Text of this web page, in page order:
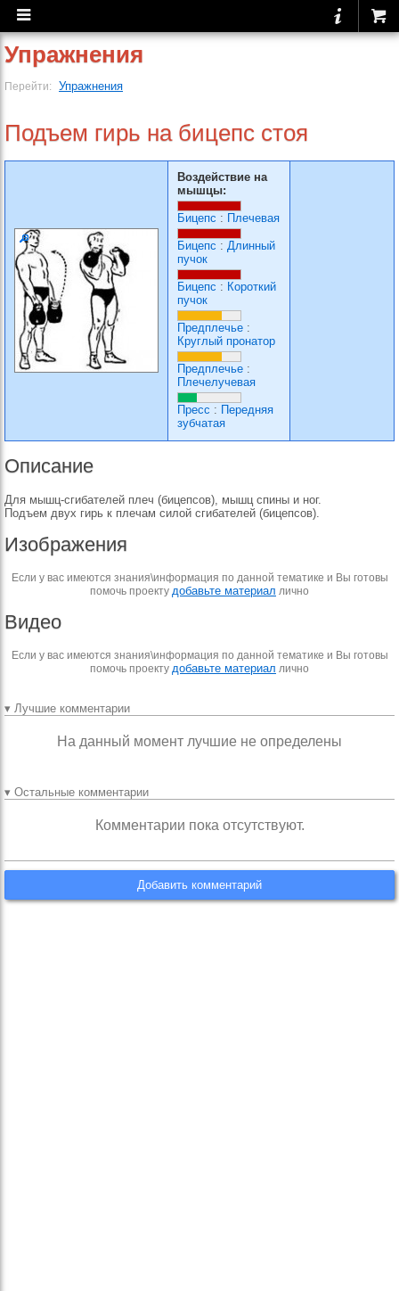
Упражнения
Перейти: Упражнения
Подъем гирь на бицепс стоя
Воздействие на
мышцы:
Бицепс : Плечевая
Бицепс : Длинный
пучок
Бицепс : Короткий
пучок
Предплечье :
Круглый пронатор
Предплечье :
Плечелучевая
Пресс : Передняя
зубчатая
Описание
Для мышц-сгибателей плеч (бицепсов), мышц спины и ног.
Подъем двух гирь к плечам силой сгибателей (бицепсов).
Изображения
Если у вас имеются знания\информация по данной тематике и Вы готовы
помочь проекту добавьте материал лично
Видео
Если у вас имеются знания\информация по данной тематике и Вы готовы
помочь проекту добавьте материал лично
▾ Лучшие комментарии
На данный момент лучшие не определены
▾ Остальные комментарии
Комментарии пока отсутствуют.
Добавить комментарий